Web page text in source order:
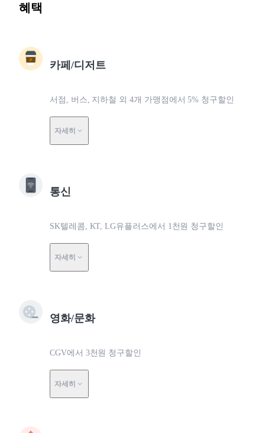
혜택
카페/디저트
서점, 버스, 지하철 외 4개 가맹점에서 5% 청구할인
자세히
통신
SK텔레콤, KT, LG유플러스에서 1천원 청구할인
자세히
영화/문화
CGV에서 3천원 청구할인
자세히